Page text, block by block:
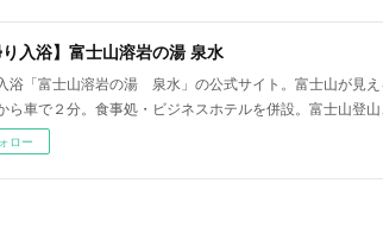
り入浴】富士山溶岩の湯 泉水
浴「富士山溶岩の湯 泉水」の公式サイト。富士山が見
ら車で２分。食事処・ビジネスホテルを併設。富士山登山
ロー